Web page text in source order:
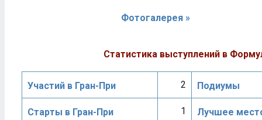
Фотогалерея »
Статистика выступлений в
Участий в Гран-При 2 Подиумы
Старты в Гран-При 1 Лучшее